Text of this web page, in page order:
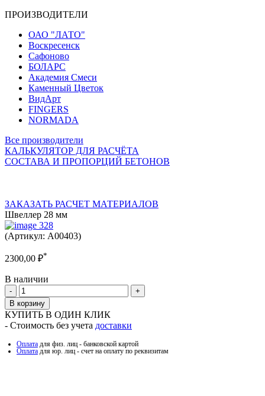
ПРОИЗВОДИТЕЛИ
ОАО "ЛАТО"
Воскресенск
Сафоново
БОЛАРС
Академия Смеси
Каменный Цветок
ВидАрт
FINGERS
NORMADA
Все производители
КАЛЬКУЛЯТОР ДЛЯ РАСЧЁТА
СОСТАВА И ПРОПОРЦИЙ БЕТОНОВ
ЗАКАЗАТЬ РАСЧЕТ МАТЕРИАЛОВ
Швеллер 28 мм
(Артикул: A00403)
2300,00 ₽*
В наличии
Количество
В корзину
КУПИТЬ В ОДИН КЛИК
- Стоимость без учета доставки
Оплата для физ. лиц - банковской картой
Оплата для юр. лиц - счет на оплату по реквизитам